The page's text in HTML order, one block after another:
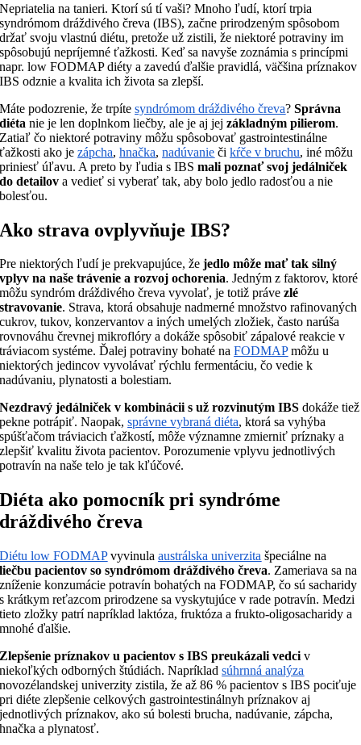
Nepriatelia na tanieri. Ktorí sú tí vaši? Mnoho ľudí, ktorí trpia
syndrómom dráždivého čreva (IBS), začne prirodzeným spôsobom
držať svoju vlastnú diétu, pretože už zistili, že niektoré potraviny im
spôsobujú nepríjemné ťažkosti. Keď sa navyše zoznámia s princípmi
napr. low FODMAP diéty a zavedú ďalšie pravidlá, väčšina príznakov
IBS odznie a kvalita ich života sa zlepší.
Máte podozrenie, že trpítesyndrómom dráždivého čreva?Správna
diétanie je len doplnkom liečby, ale je aj jejzákladným pilierom.
Zatiaľ čo niektoré potraviny môžu spôsobovať gastrointestinálne
ťažkosti ako jezápcha,hnačka,nadúvanie čikŕče v bruchu, iné môžu
priniesť úľavu. A preto by ľudia s IBSmali poznať svoj jedálniček
do detailova vedieť si vyberať tak, aby bolo jedlo radosťou a nie
bolesťou.
Ako strava ovplyvňuje IBS?
Pre niektorých ľudí je prekvapujúce, že jedlo môže mať tak silný
vplyv na naše trávenie a rozvoj ochorenia. Jedným z faktorov, ktoré
môžu syndróm dráždivého čreva vyvolať, je totiž právezlé
stravovanie. Strava, ktorá obsahuje nadmerné množstvo rafinovaných
cukrov, tukov, konzervantov a iných umelých zložiek, často narúša
rovnováhu črevnej mikroflóry a dokáže spôsobiť zápalové reakcie v
tráviacom systéme. Ďalej potraviny bohaté naFODMAPmôžu u
niektorých jedincov vyvolávať rýchlu fermentáciu, čo vedie k
nadúvaniu, plynatosti a bolestiam.
Nezdravý jedálniček v kombinácii s už rozvinutým IBS dokáže tiež
pekne potrápiť. Naopak,správne vybraná diéta, ktorá sa vyhýba
spúšťačom tráviacich ťažkostí, môže významne zmierniť príznaky a
zlepšiť kvalitu života pacientov. Porozumenie vplyvu jednotlivých
potravín na naše telo je tak kľúčové.
Diéta ako pomocník pri syndróme
dráždivého čreva
Diétu low FODMAPvyvinulaaustrálska univerzita špeciálne na
liečbu pacientov so syndrómom dráždivého čreva. Zameriava sa na
zníženie konzumácie potravín bohatých na FODMAP, čo sú sacharidy
s krátkym reťazcom prirodzene sa vyskytujúce v rade potravín. Medzi
tieto zložky patrí napríklad laktóza, fruktóza a frukto-oligosacharidy a
mnohé ďalšie.
Zlepšenie príznakov u pacientov s IBS preukázali vedci v
niekoľkých odborných štúdiách. Napríkladsúhrnná analýza
novozélandskej univerzity zistila, že až 86 % pacientov s IBS pociťuje
pri diéte zlepšenie celkových gastrointestinálnyh príznakov aj
jednotlivých príznakov, ako sú bolesti brucha, nadúvanie, zápcha,
hnačka a plynatosť.